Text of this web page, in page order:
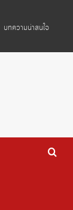
บทความน่าสนใจ